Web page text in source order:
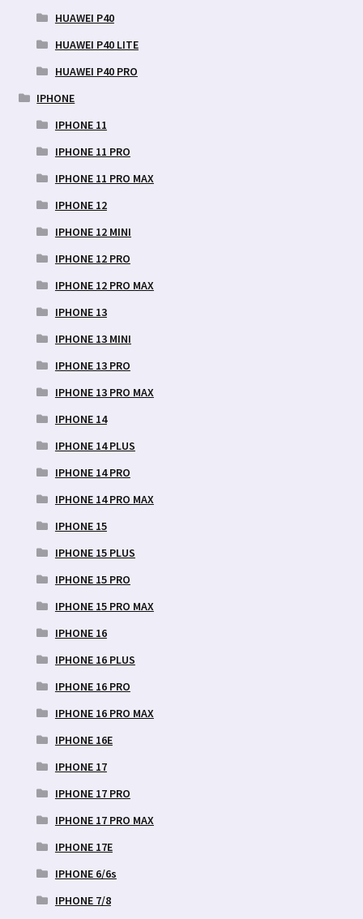
HUAWEI P40
HUAWEI P40 LITE
HUAWEI P40 PRO
IPHONE
IPHONE 11
IPHONE 11 PRO
IPHONE 11 PRO MAX
IPHONE 12
IPHONE 12 MINI
IPHONE 12 PRO
IPHONE 12 PRO MAX
IPHONE 13
IPHONE 13 MINI
IPHONE 13 PRO
IPHONE 13 PRO MAX
IPHONE 14
IPHONE 14 PLUS
IPHONE 14 PRO
IPHONE 14 PRO MAX
IPHONE 15
IPHONE 15 PLUS
IPHONE 15 PRO
IPHONE 15 PRO MAX
IPHONE 16
IPHONE 16 PLUS
IPHONE 16 PRO
IPHONE 16 PRO MAX
IPHONE 16E
IPHONE 17
IPHONE 17 PRO
IPHONE 17 PRO MAX
IPHONE 17E
IPHONE 6/6s
IPHONE 7/8